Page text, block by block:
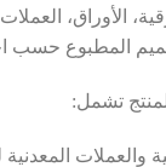
الأوراق،
المطبوع حسب
تشمل:
والعملات